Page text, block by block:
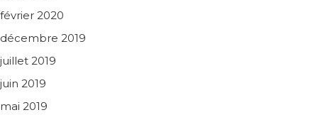
février 2020
décembre 2019
juillet 2019
juin 2019
mai 2019